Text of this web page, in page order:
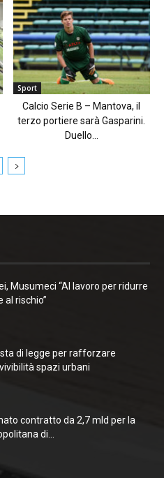
Sport
Calcio Serie B – Mantova, il
terzo portiere sarà Gasparini.
Duello...
Musumeci “Al lavoro per ridurre
al rischio”
di legge per rafforzare
spazi urbani
contratto da 2,7 mld per la
di...